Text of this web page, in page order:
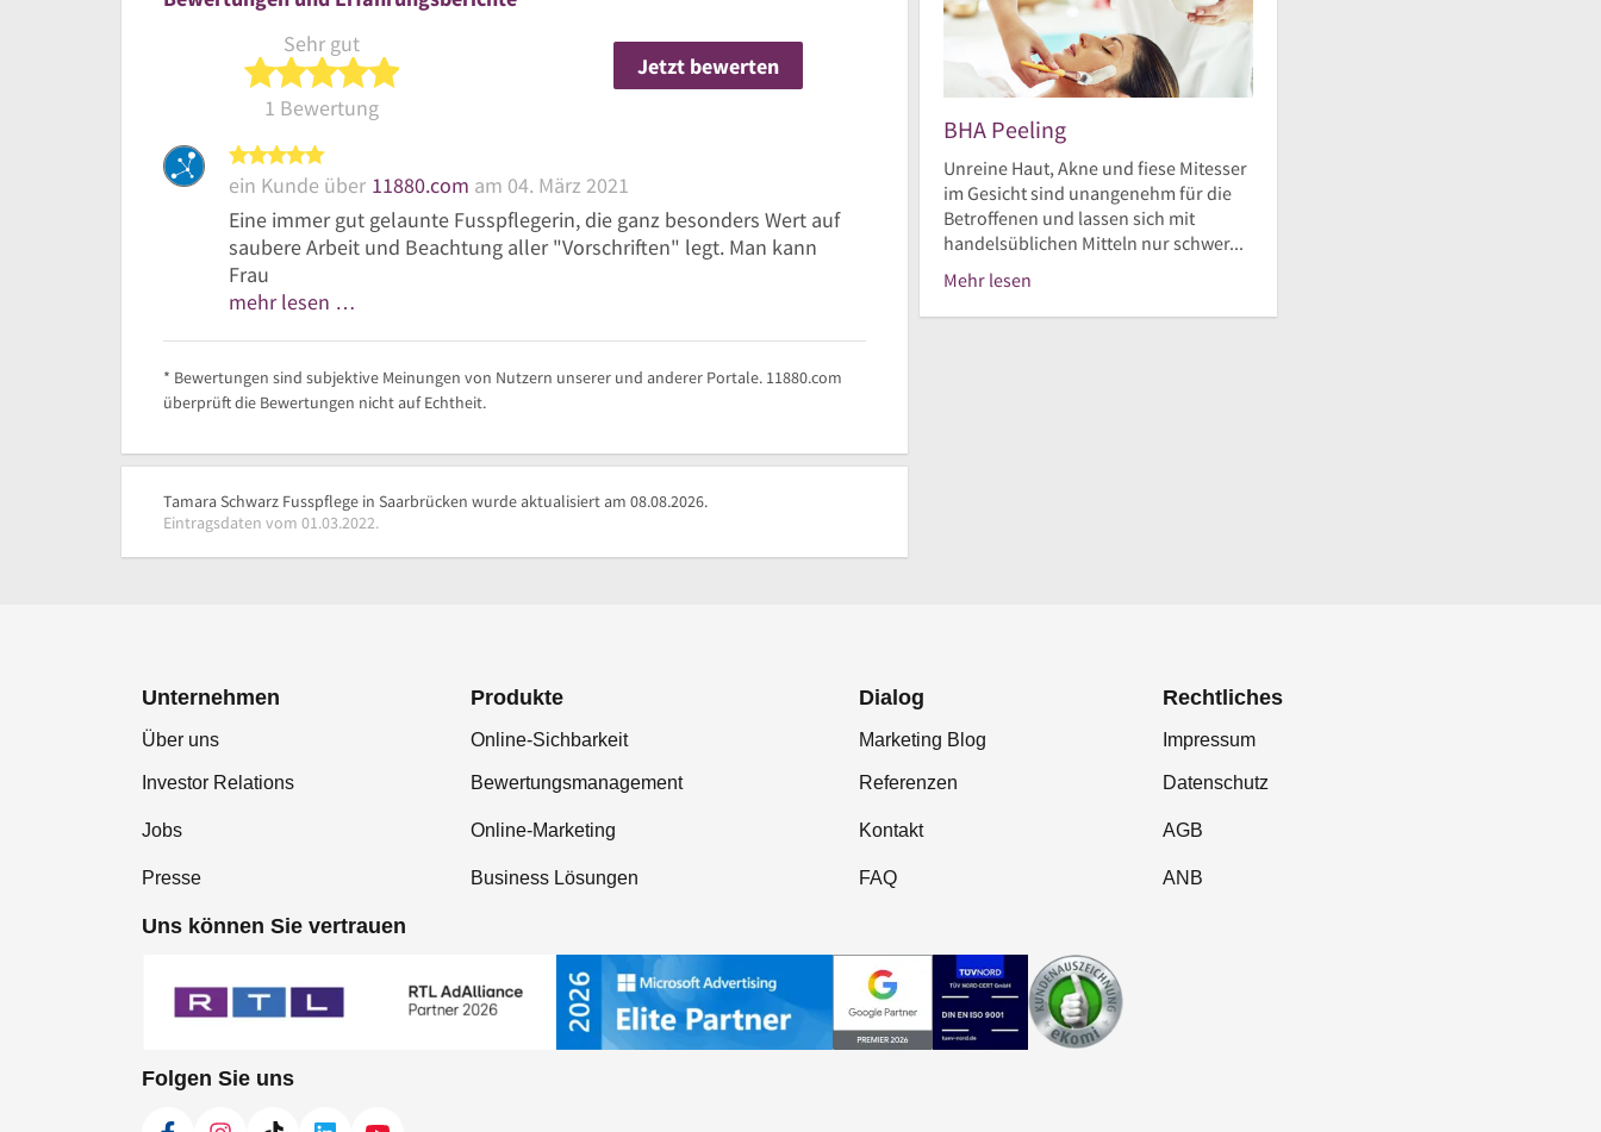
Sehr gut
5 von 5 Sternen
1 Bewertung
Jetzt bewerten
ein Kunde über 11880.com am 04. März 2021
Eine immer gut gelaunte Fusspflegerin, die ganz besonders Wert auf
saubere Arbeit und Beachtung aller "Vorschriften" legt. Man kann
Frau
mehr lesen …
* Bewertungen sind subjektive Meinungen von Nutzern unserer und anderer Portale. 11880.com
überprüft die Bewertungen nicht auf Echtheit.
Tamara Schwarz Fusspflege in Saarbrücken wurde aktualisiert am 08.08.2026.
Eintragsdaten vom 01.03.2022.
BHA Peeling
Unreine Haut, Akne und fiese Mitesser
im Gesicht sind unangenehm für die
Betroffenen und lassen sich mit
handelsüblichen Mitteln nur schwer...
Mehr lesen
Unternehmen
Über uns
Investor Relations
Jobs
Presse
Produkte
Online-Sichbarkeit
Bewertungsmanagement
Online-Marketing
Business Lösungen
Dialog
Marketing Blog
Referenzen
Kontakt
FAQ
Rechtliches
Impressum
Datenschutz
AGB
ANB
Uns können Sie vertrauen
Folgen Sie uns